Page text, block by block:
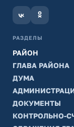
РАЗДЕЛЫ
РАЙОН
ГЛАВА РАЙОНА
ДУМА
ДОКУМЕНТЫ
КОНТРОЛЬНО-